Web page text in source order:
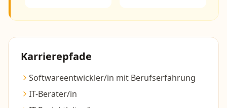
Karrierepfade
Softwareentwickler/in mit Berufserfahrung
IT-Berater/in